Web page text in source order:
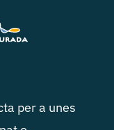
per a unes